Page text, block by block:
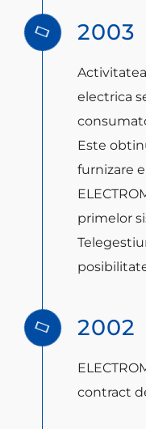
2003
electrica
Este
furnizare
primelor
2002
contract